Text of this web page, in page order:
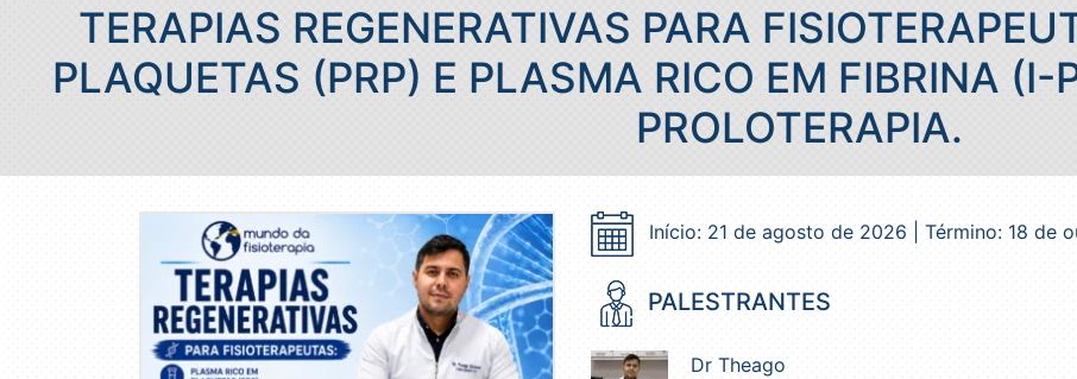
TERAPIAS REGENERATIVAS PARA
PLAQUETAS (PRP) E PLASMA RICO EM FIBRINA (I-
PROLOTERAPIA.
Início: 21 de agosto de 2026 | Término: 18 de
PALESTRANTES
Dr Theago